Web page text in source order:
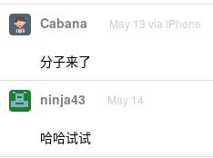
Cabana May 13 via iPhone
分子来了
ninja43 May 14
哈哈试试